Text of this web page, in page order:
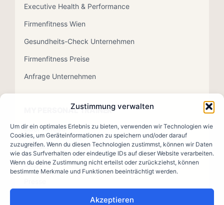
Zustimmung verwalten
Um dir ein optimales Erlebnis zu bieten, verwenden wir Technologien wie
Cookies, um Geräteinformationen zu speichern und/oder darauf
zuzugreifen. Wenn du diesen Technologien zustimmst, können wir Daten
wie das Surfverhalten oder eindeutige IDs auf dieser Website verarbeiten.
Wenn du deine Zustimmung nicht erteilst oder zurückziehst, können
bestimmte Merkmale und Funktionen beeinträchtigt werden.
Akzeptieren
Executive Health & Performance
Firmenfitness Wien
Gesundheits-Check Unternehmen
Firmenfitness Preise
Anfrage Unternehmen
MY PERSONAL TRAINER
Über Alfredo
Kontakt
Blog